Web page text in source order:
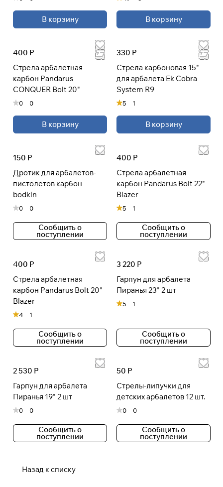
В корзину В корзину
400 Р
Стрела арбалетная
карбон Pandarus
CONQUER Bolt 20"
0 0
В корзину
330 Р
Стрела карбоновая 15"
для арбалета Ek Cobra
System R9
5 1
В корзину
150 Р
Дротик для арбалетов-
пистолетов карбон
bodkin
0 0
Сообщить о
поступлении
400 Р
Стрела арбалетная
карбон Pandarus Bolt 22"
Blazer
5 1
Сообщить о
поступлении
400 Р
Стрела арбалетная
карбон Pandarus Bolt 20"
Blazer
4 1
Сообщить о
поступлении
3 220 Р
Гарпун для арбалета
Пиранья 23" 2 шт
5 1
Сообщить о
поступлении
2 530 Р
Гарпун для арбалета
Пиранья 19" 2 шт
0 0
Сообщить о
поступлении
50 Р
Стрелы-липучки для
детских арбалетов 12 шт.
0 0
Сообщить о
поступлении
Назад к списку